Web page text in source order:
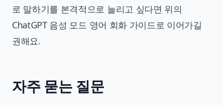
로 말하기를 본격적으로 늘리고 싶다면 위의
ChatGPT 음성 모드 영어 회화 가이드로 이어가길
권해요.
자주 묻는 질문